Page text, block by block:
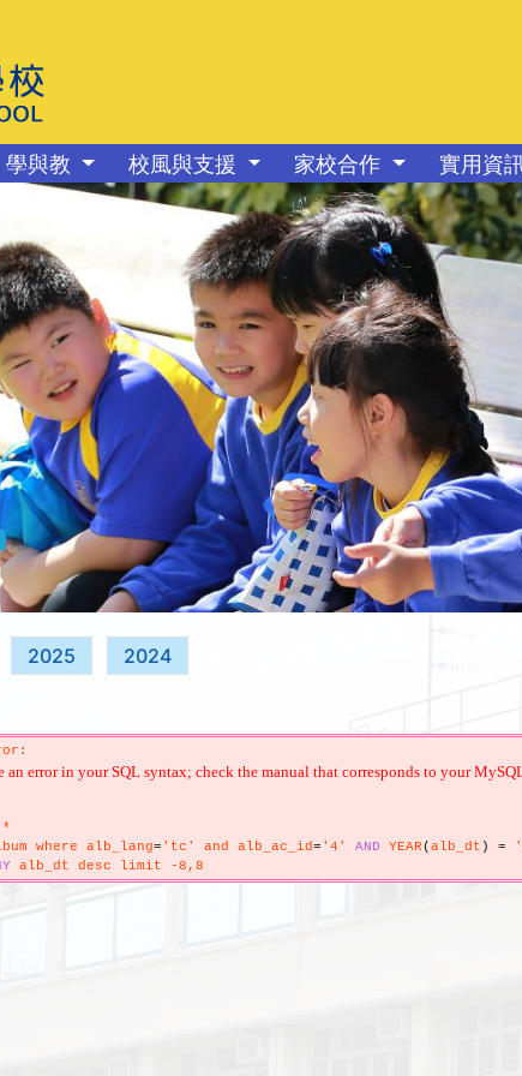
學與教 校風與支援 家校合作 實用資
2025 2024
an error in your SQL syntax; check the manual that corresponds to your
*
where alb_lang= 'tc' and alb_ac_id= '4' AND YEAR(alb_dt ) =
alb_dt desc limit -8,8